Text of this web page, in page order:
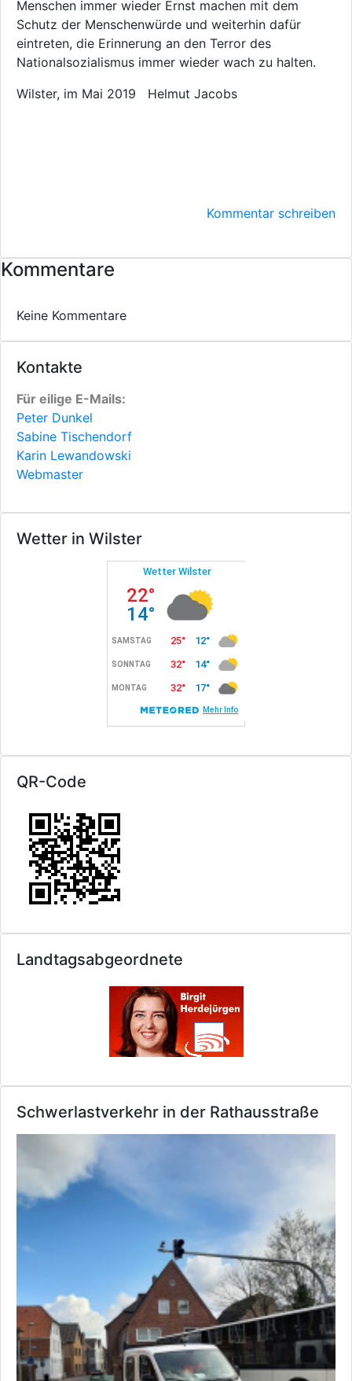
Kontakte
Für eilige E-Mails:
Peter Dunkel
Sabine Tischendorf
Karin Lewandowski
Webmaster
Wetter in Wilster
QR-Code
Menschen immer wieder Ernst machen mit dem
Schutz der Menschenwürde und weiterhin dafür
eintreten, die Erinnerung an den Terror des
Nationalsozialismus immer wieder wach zu halten.
Wilster, im Mai 2019 Helmut Jacobs
Kommentar schreiben
Kommentare
Keine Kommentare
Landtagsabgeordnete
Schwerlastverkehr in der Rathausstraße